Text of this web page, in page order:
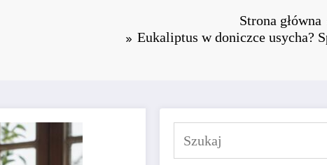
Strona główna
Eukaliptus w doniczce usycha?
Szukaj